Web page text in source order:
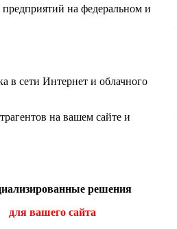
предприятий на федеральном и
в сети Интернет и облачного
на вашем сайте и
решения
для вашего сайта